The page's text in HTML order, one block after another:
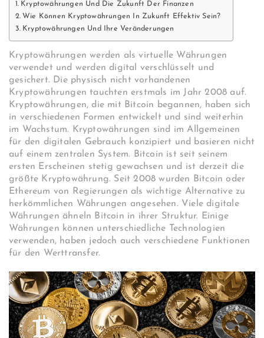
Kryptowährungen Und Die Zukunft Der Finanzen
Wie Können Kryptowährungen In Zukunft Effektiv Sein?
Kryptowährungen Und Ihre Veränderungen
Kryptowährungen werden als virtuelle Währungen
verwendet und werden digital verschlüsselt und
gesichert. Die physisch nicht vorhandenen
Kryptowährungen tauchten erstmals im Jahr 2008 auf.
Kryptowährungen, die mit Bitcoin begannen, haben sich
in verschiedenen Formen entwickelt und sind weiterhin
im Wachstum. Kryptowährungen sind im Allgemeinen
für den digitalen Gebrauch konzipiert und basieren nicht
auf einem zentralen System. Bitcoin ist seit seinem
ersten Erscheinen stetig gewachsen und ist derzeit die
größte Kryptowährung. Seit 2008 wurden Bitcoin oder
Ethereum von Regierungen als wichtige Alternative zu
herkömmlichen Währungen angesehen. Viele digitale
Währungen ähneln Bitcoin in ihrer Struktur. Einige
Währungen können unterschiedliche Technologien
verwenden, haben jedoch auch verschiedene Funktionen
für den Werttransfer.